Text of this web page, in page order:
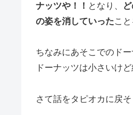
ナッツや！！ となり、
の姿を消していったこと
ちなみにあそこでのド
ドーナッツは小さいけ
さて話をタピオカに戻そ